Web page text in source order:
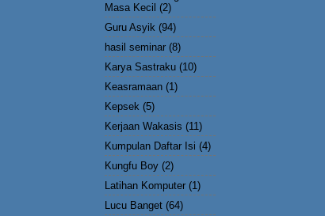
Masa Kecil (2)
Guru Asyik (94)
hasil seminar (8)
Karya Sastraku (10)
Keasramaan (1)
Kepsek (5)
Kerjaan Wakasis (11)
Kumpulan Daftar Isi (4)
Kungfu Boy (2)
Latihan Komputer (1)
Lucu Banget (64)